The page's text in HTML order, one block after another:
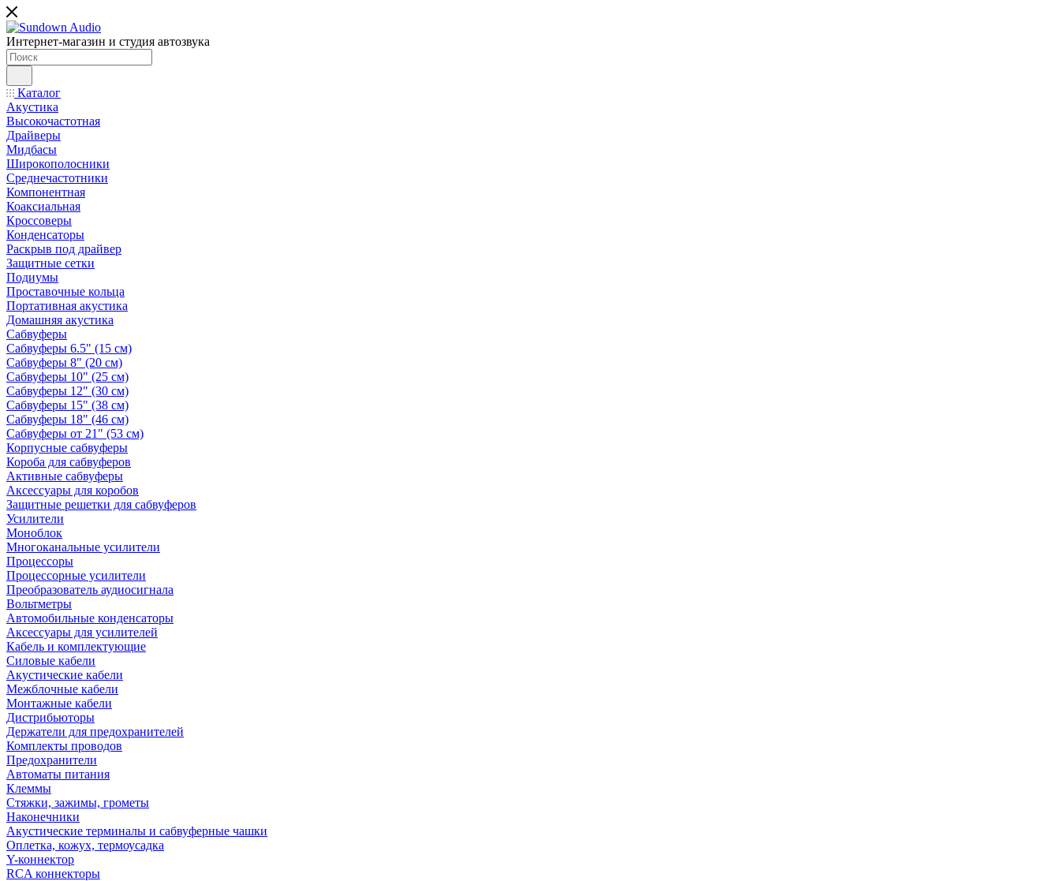
Интернет-магазин и студия автозвука
Каталог
Акустика
Высокочастотная
Драйверы
Мидбасы
Широкополосники
Среднечастотники
Компонентная
Коаксиальная
Кроссоверы
Конденсаторы
Раскрыв под драйвер
Защитные сетки
Подиумы
Проставочные кольца
Портативная акустика
Домашняя акустика
Сабвуферы
Сабвуферы 6.5" (15 см)
Сабвуферы 8" (20 см)
Сабвуферы 10" (25 см)
Сабвуферы 12" (30 см)
Сабвуферы 15" (38 см)
Сабвуферы 18" (46 см)
Сабвуферы от 21" (53 см)
Корпусные сабвуферы
Короба для сабвуферов
Активные сабвуферы
Аксессуары для коробов
Защитные решетки для сабвуферов
Усилители
Моноблок
Многоканальные усилители
Процессоры
Процессорные усилители
Преобразователь аудиосигнала
Вольтметры
Автомобильные конденсаторы
Аксессуары для усилителей
Кабель и комплектующие
Силовые кабели
Акустические кабели
Межблочные кабели
Монтажные кабели
Дистрибьюторы
Держатели для предохранителей
Комплекты проводов
Предохранители
Автоматы питания
Клеммы
Стяжки, зажимы, грометы
Наконечники
Акустические терминалы и сабвуферные чашки
Оплетка, кожух, термоусадка
Y-коннектор
RCA коннекторы